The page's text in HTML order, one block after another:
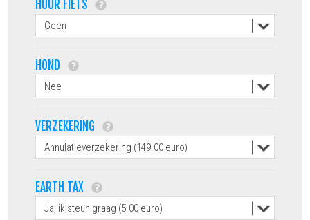
HUUR FIETS
HOND
VERZEKERING
EARTH TAX